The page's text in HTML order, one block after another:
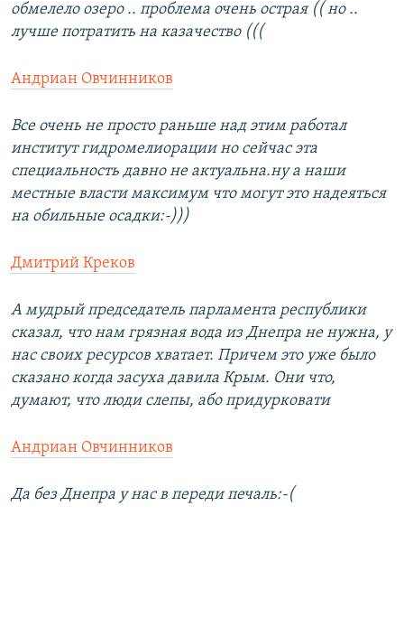
обмелело озеро .. проблема очень острая (( но ..
лучше потратить на казачество (((
Андриан Овчинников
Все очень не просто раньше над этим работал
институт гидромелиорации но сейчас эта
специальность давно не актуальна.ну а наши
местные власти максимум что могут это надеяться
на обильные осадки:-)))
Дмитрий Креков
А мудрый председатель парламента республики
сказал, что нам грязная вода из Днепра не нужна, у
нас своих ресурсов хватает. Причем это уже было
сказано когда засуха давила Крым. Они что,
думают, что люди слепы, або придурковати
Андриан Овчинников
Да без Днепра у нас в переди печаль:-(